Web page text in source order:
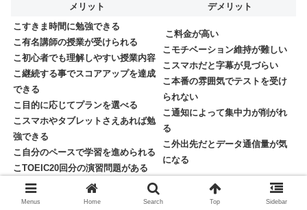
メリット
デメリット
こすきま時間に勉強できる
こ有名講師の授業が受けられる
こ初心者でも理解しやすい授業内容
こ継続する事でスコアアップを達成
できる
こ目的に応じてプランを選べる
こスマホやタブレットさえあれば勉
強できる
こ自分のペースで学習を進められる
こTOEIC20回分の演習問題がある
こ料金が高い
こモチベーション維持が難しい
こスマホだと字幕が見づらい
こ本番の雰囲気でテストを受け
られない
こ通知によって集中力が削がれ
る
こ外出先だとデータ通信量が気
になる
スタディサプリTOEICは、受講者が好きな時間に好きな
Menus Home Search Top Sidebar